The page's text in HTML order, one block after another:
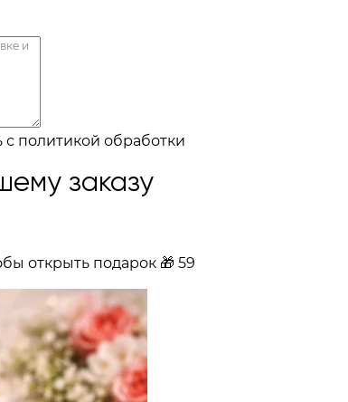
с политикой обработки
заказу
открыть подарок 🎁 59